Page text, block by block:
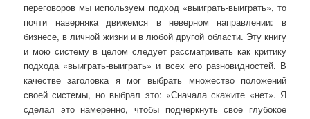
переговоров мы используем подход «выиграть-выиграть», то
почти наверняка движемся в неверном направлении: в
бизнесе, в личной жизни и в любой другой области. Эту книгу
и мою систему в целом следует рассматривать как критику
подхода «выиграть-выиграть» и всех его разновидностей. В
качестве заголовка я мог выбрать множество положений
своей системы, но выбрал это: «Сначала скажите «нет». Я
сделал это намеренно, чтобы подчеркнуть свое глубокое